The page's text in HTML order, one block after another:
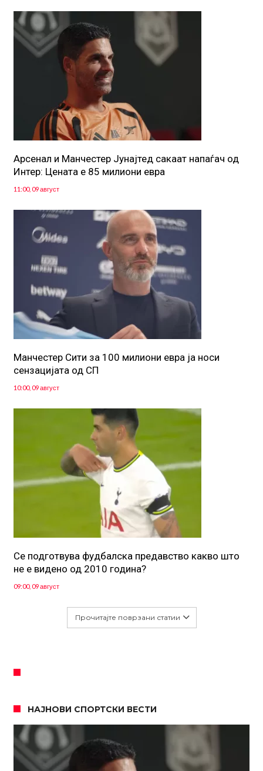
Арсенал и Манчестер Јунајтед сакаат напаѓач од
Интер: Цената е 85 милиони евра
11:00, 09 август
Манчестер Сити за 100 милиони евра ја носи
сензацијата од СП
10:00, 09 август
Се подготвува фудбалска предавство какво што
не е видено од 2010 година?
09:00, 09 август
Прочитајте поврзани статии
НАЈНОВИ СПОРТСКИ ВЕСТИ